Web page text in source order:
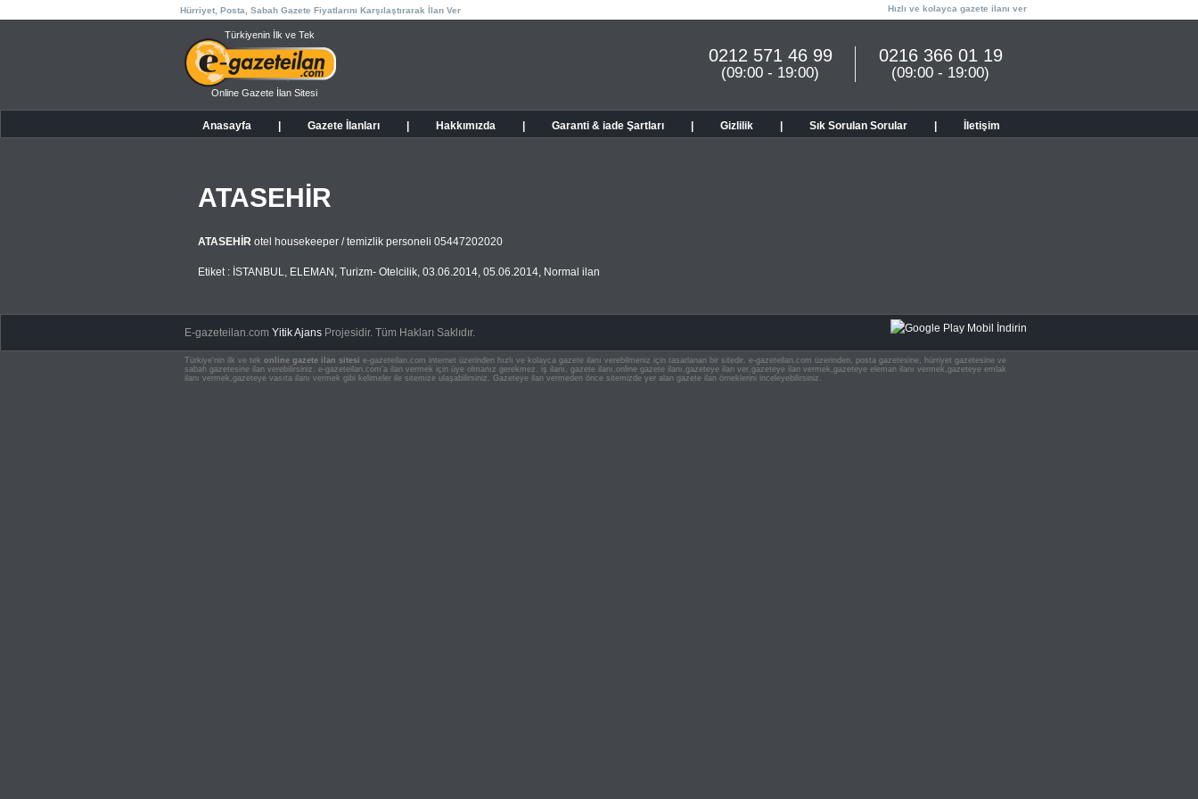
Hürriyet, Posta, Sabah Gazete Fiyatlarını Karşılaştırarak İlan Ver Hızlı ve kolayca gazete ilanı ver
Türkiyenin İlk ve Tek
Online Gazete İlan Sitesi
0216 366 01 19
(09:00 - 19:00)
0212 571 46 99
(09:00 - 19:00)
Anasayfa Gazete İlanları Hakkımızda Garanti & iade Şartları Gizlilik Sık Sorulan Sorular İletişim
ATASEHİR
ATASEHİR otel housekeeper / temizlik personeli 05447202020
Etiket : İSTANBUL, ELEMAN , Turizm- Otelcilik, 03.06.2014, 05.06.2014, Normal ilan
E-gazeteilan.comYitik Ajans Projesidir.Tüm Hakları Saklıdır.
Türkiye'nin ilk ve tek online gazete ilan sitesi e-gazeteilan.com internet üzerinden hızlı ve kolayca gazete ilanı verebilmeniz için tasarlanan bir sitedir. e-gazeteilan.com üzerinden, posta gazetesine, hürriyet gazetesine ve
sabah gazetesine ilan verebilirsiniz. e-gazeteilan.com'a ilan vermek için üye olmanız gerekmez. iş ilanı, gazete ilanı,online gazete ilanı,gazeteye ilan ver,gazeteye ilan vermek,gazeteye eleman ilanı vermek,gazeteye emlak
ilanı vermek,gazeteye vasıta ilanı vermek gibi kelimeler ile sitemize ulaşabilirsiniz. Gazeteye ilan vermeden önce sitemizde yer alan gazete ilan örneklerini inceleyebilirsiniz.